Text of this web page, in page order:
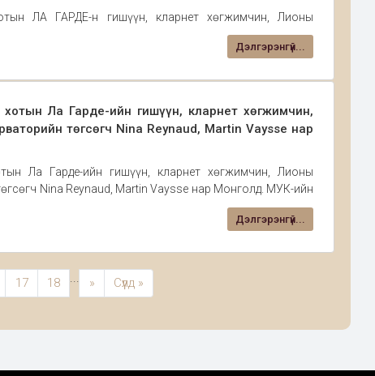
ЛА ГАРДЕ-н гишүүн, кларнет хөгжимчин, Лионы
NINA REYNAUD,MARTIN VAYSSE нарын хамтарсан
Консерваторийн Б зааланд амжилттай зохион
Дэлгэрэнгүй...
Ла Гарде-ийн гишүүн, кларнет хөгжимчин,
төгсөгч Nina Reynaud, Martin Vaysse нар
Ла Гарде-ийн гишүүн, кларнет хөгжимчин, Лионы
Nina Reynaud, Martin Vaysse нар Монголд. МУК-ийн
тоглох тул та бүхнийг хүрэлцэн ирэхийг уръя. Мастер
Дэлгэрэнгүй...
17 18 » Сүүлд »